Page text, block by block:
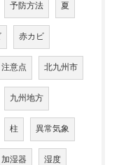
予防方法 夏
赤カビ
注意点 北九州市
九州地方
柱 異常気象
加湿器 湿度